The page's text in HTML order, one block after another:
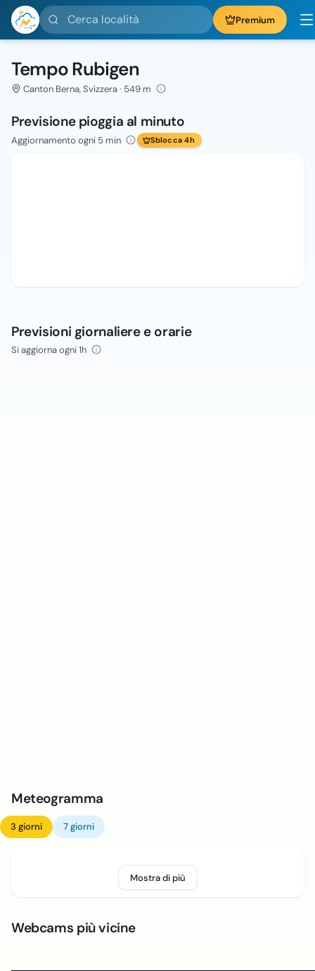
Cerca località Premium
Tempo Rubigen
Canton Berna, Svizzera · 549 m
Previsione pioggia al minuto
Aggiornamento ogni 5 min Sblocca 4h
Previsioni giornaliere e orarie
Si aggiorna ogni 1h
Meteogramma
3 giorni 7 giorni
Mostra di più
Webcams più vicine